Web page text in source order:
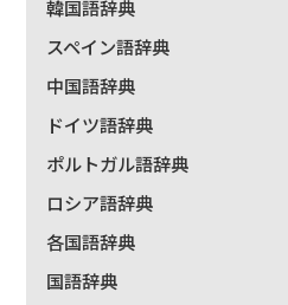
著者名で絞り込む
韓国語辞典
スペイン語辞典
中国語辞典
ドイツ語辞典
ポルトガル語辞典
ロシア語辞典
各国語辞典
国語辞典